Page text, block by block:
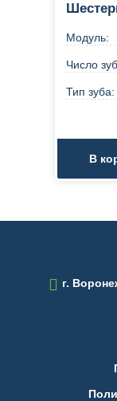
Модуль:
Число
Тип зуба:
В
 г.